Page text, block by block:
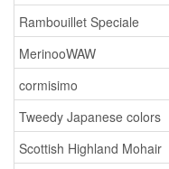
Rambouillet Speciale
MerinooWAW
cormisimo
Tweedy Japanese colors
Scottish Highland Mohair